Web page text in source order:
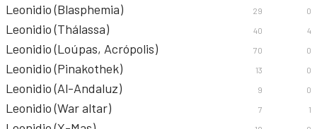
Leonidio (Blasphemia) 29 0
Leonidio (Thálassa) 40 4
Leonidio (Loúpas, Acrópolis) 70 0
Leonidio (Pinakothek) 13 0
Leonidio (Al-Andaluz) 9 0
Leonidio (War altar) 7 1